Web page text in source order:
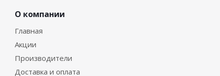
О компании
Главная
Акции
Производители
Доставка и оплата